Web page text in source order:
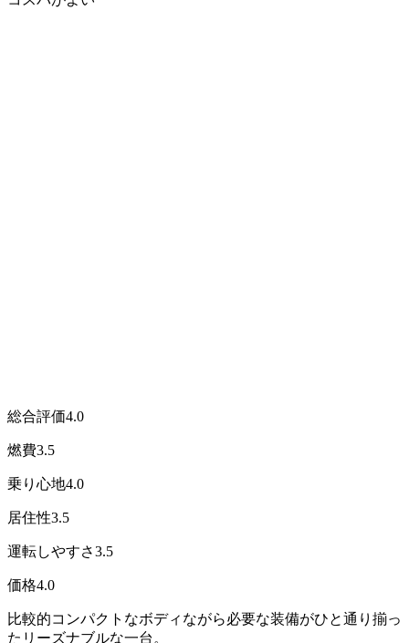
総合評価4.0
燃費3.5
乗り心地4.0
居住性3.5
運転しやすさ3.5
価格4.0
比較的コンパクトなボディながら必要な装備がひと通り揃っ
たリーズナブルな一台。